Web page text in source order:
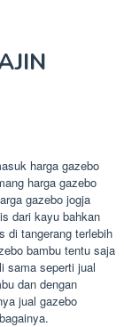
harga gazebo
harga gazebo
gazebo jogja
dari kayu bahkan
di tangerang terlebih
bambu tentu saja
sama seperti jual
dan dengan
jual gazebo